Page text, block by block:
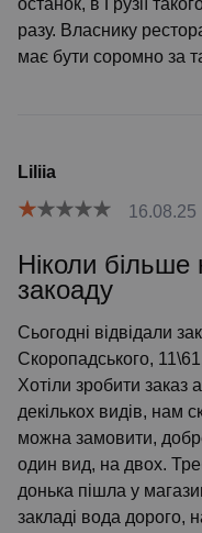
останок, в Грузії
разу. Власнику
має бути соромно за
Liliia
16.08.25
Ніколи
закоаду
Сьогодні відвідали
Скоропадського,
Хотіли зробити заказ
декількох видів, нам
можна замовити,
один вид, на двох.
донька пішла у
закладі вода дорого,